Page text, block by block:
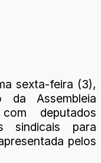
sexta-feira (3),
Assembleia
deputados
sindicais para
pelos